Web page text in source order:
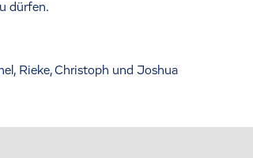
dürfen.
Rieke, Christoph und Joshua